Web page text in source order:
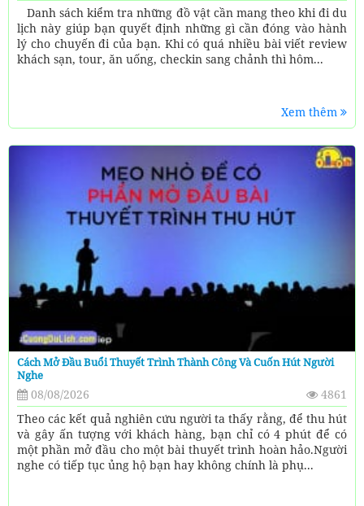
Danh sách kiểm tra những đồ vật cần mang theo khi đi du
lịch này giúp bạn quyết định những gì cần đóng vào hành
lý cho chuyến đi của bạn. Khi có quá nhiều bài viết review
khách sạn, tour, ăn uống, checkin sang chảnh thì hôm...
Xem thêm
Cách Mở Đầu Buổi Thuyết Trình Thành Công Và Cuốn Hút Người
Nghe
08/08/2026
4861
Theo các kết quả nghiên cứu người ta thấy rằng, để thu hút
và gây ấn tượng với khách hàng, bạn chỉ có 4 phút để có
một phần mở đầu cho một bài thuyết trình hoàn hảo.Người
nghe có tiếp tục ủng hộ bạn hay không chính là phụ...